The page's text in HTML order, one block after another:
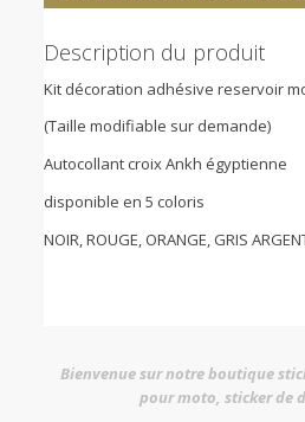
Description du produit
Kit décoration adhésive reservoir
(Taille modifiable sur demande)
Autocollant croix Ankh égyptienne
disponible en 5 coloris
NOIR, ROUGE, ORANGE, GRIS
Bienvenue sur notre boutique
pour moto, sticker de